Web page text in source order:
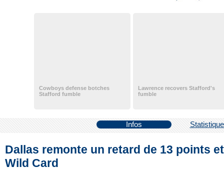
Cowboys defense botches
Stafford fumble
Lawrence recovers Stafford's
fumble
Infos
Dallas remonte un retard de 13 points
Wild Card